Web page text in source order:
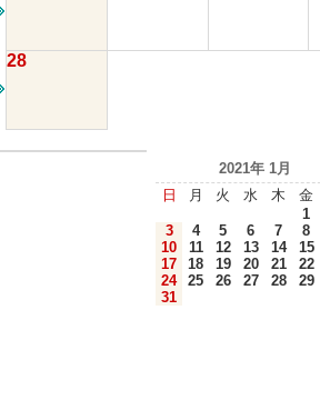
28
2021年 1月
日
月 火 水 木
金
1
3
4 5 6 7
8
10
11 12 13 14
15
17
18 19 20 21
22
24
25 26 27 28
29
31